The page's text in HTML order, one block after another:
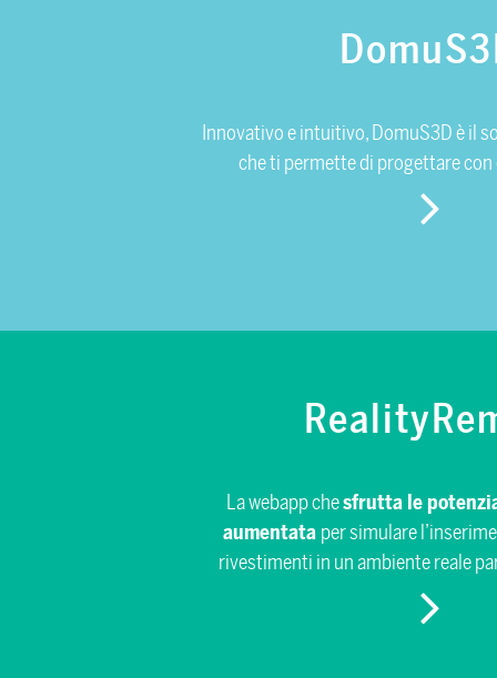
Innovativo e intuitivo, DomuS3D è il
che ti permette di progettare
La webapp chesfrutta le
aumentata per simulare
rivestimenti in un ambiente reale